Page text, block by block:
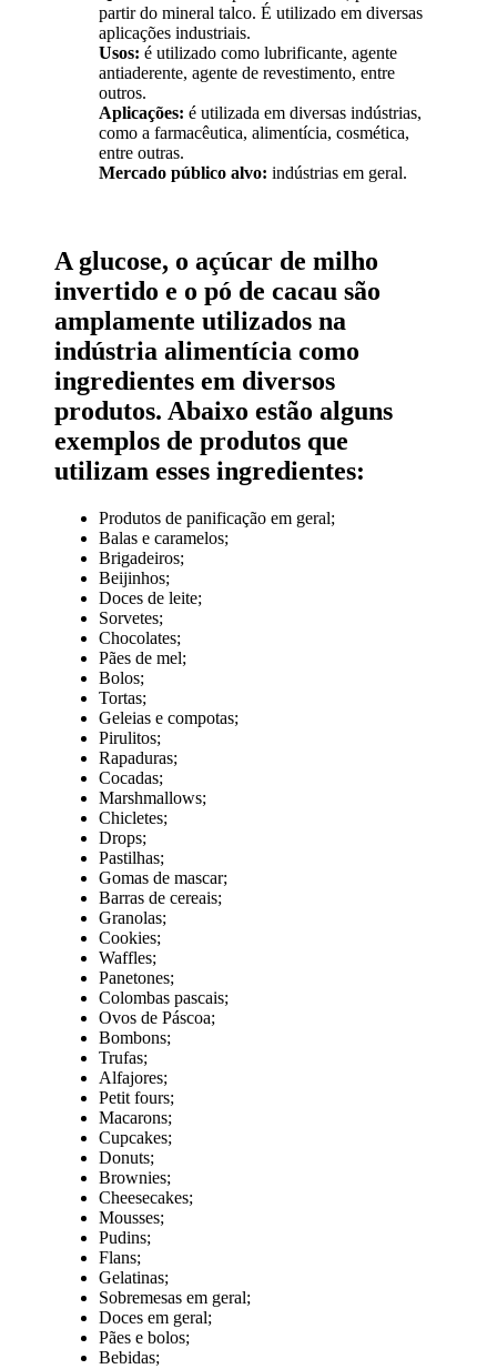
partir do mineral talco. É utilizado em diversas
aplicações industriais.
Usos: é utilizado como lubrificante, agente
antiaderente, agente de revestimento, entre
outros.
Aplicações: é utilizada em diversas indústrias,
como a farmacêutica, alimentícia, cosmética,
entre outras.
Mercado público alvo: indústrias em geral.
A glucose, o açúcar de milho
invertido e o pó de cacau são
amplamente utilizados na
indústria alimentícia como
ingredientes em diversos
produtos. Abaixo estão alguns
exemplos de produtos que
utilizam esses ingredientes:
Produtos de panificação em geral;
Balas e caramelos;
Brigadeiros;
Beijinhos;
Doces de leite;
Sorvetes;
Chocolates;
Pães de mel;
Bolos;
Tortas;
Geleias e compotas;
Pirulitos;
Rapaduras;
Cocadas;
Marshmallows;
Chicletes;
Drops;
Pastilhas;
Gomas de mascar;
Barras de cereais;
Granolas;
Cookies;
Waffles;
Panetones;
Colombas pascais;
Ovos de Páscoa;
Bombons;
Trufas;
Alfajores;
Petit fours;
Macarons;
Cupcakes;
Donuts;
Brownies;
Cheesecakes;
Mousses;
Pudins;
Flans;
Gelatinas;
Sobremesas em geral;
Doces em geral;
Pães e bolos;
Bebidas;